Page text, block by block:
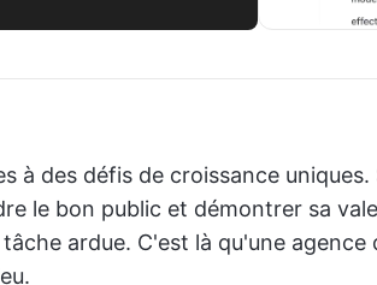
à des défis de croissance uniques.
le bon public et démontrer sa
ardue. C'est là qu'une agence